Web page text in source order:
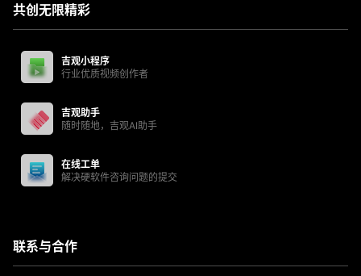
共创无限精彩
吉观小程序
行业优质视频创作者
吉观助手
随时随地，吉观AI助手
在线工单
解决硬软件咨询问题的提交
联系与合作